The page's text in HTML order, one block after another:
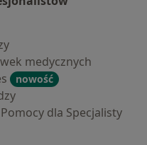
medycznych
nowość
dla Specjalisty